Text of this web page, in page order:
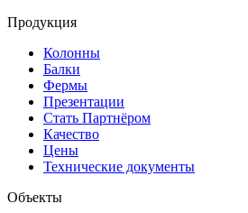
Продукция
Колонны
Балки
Фермы
Презентации
Стать Партнёром
Качество
Цены
Технические документы
Объекты